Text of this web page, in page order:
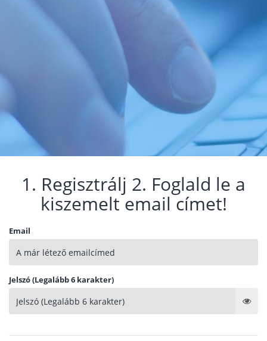
1. Regisztrálj 2. Foglald le a
kiszemelt email címet!
Email
Jelszó (Legalább 6 karakter)